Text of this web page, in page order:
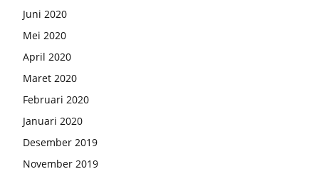
Juni 2020
Mei 2020
April 2020
Maret 2020
Februari 2020
Januari 2020
Desember 2019
November 2019